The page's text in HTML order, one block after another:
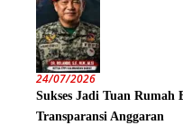
24/07/2026
Sukses Jadi Tuan
Transparansi Anggaran